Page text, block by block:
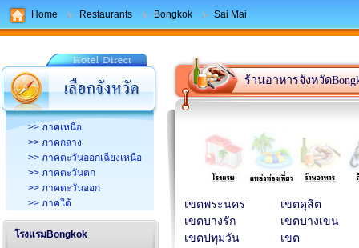
Home Restaurants Bongkok Sai Mai
>> ภาคเหนือ
>> ภาคกลาง
>> ภาคตะวันออกเฉียงเหนือ
>> ภาคตะวันตก
>> ภาคตะวันออก
>> ภาคใต้
โรงแรมBongkok
ร้านอาหารจังหวัด
เขตพระนคร
เขตดุสิต
เขตบางรัก
เขตบางเขน
เขตปทุมวัน
เขต